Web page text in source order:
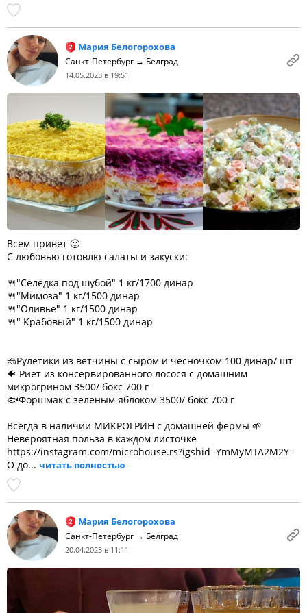
Мария Белогорохова
Санкт-Петербург → Белград
14.05.2023 в 19:51
Всем привет 🙂
С любовью готовлю салаты и закуски:
🍴"Селедка под шубой" 1 кг/1700 динар
🍴"Мимоза" 1 кг/1500 динар
🍴"Оливье" 1 кг/1500 динар
🍴" Крабовый" 1 кг/1500 динар
🧀Рулетики из ветчины с сыром и чесночком 100 динар/ шт
🐠 Риет из консервированного лосося с домашним
микрогрином 3500/ бокс 700 г
🐟Форшмак с зеленым яблоком 3500/ бокс 700 г
Всегда в наличии МИКРОГРИН с домашней фермы 🌱
Невероятная польза в каждом листочке
https://instagram.com/microhouse.rs?igshid=YmMyMTA2M2Y=
О до... читать полностью
Мария Белогорохова
Санкт-Петербург → Белград
20.04.2023 в 11:11